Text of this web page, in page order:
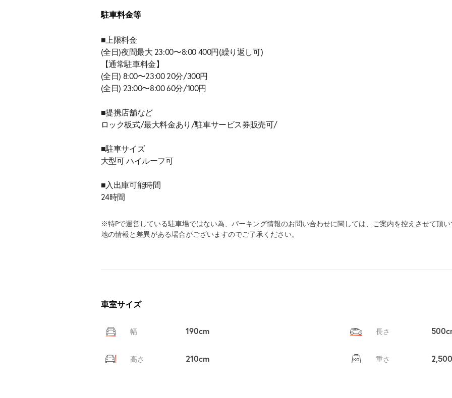
駐車料金等
■上限料金
(全日)夜間最大 23:00〜8:00 400円(繰り返し可)
【通常駐車料金】
(全日) 8:00〜23:00 20分/300円
(全日) 23:00〜8:00 60分/100円
■提携店舗など
ロック板式/最大料金あり/駐車サービス券販売可/
■駐車サイズ
大型可 ハイルーフ可
■入出庫可能時間
24時間
※特Pで運営している駐車場ではない為、パーキング情報のお問い合わせに関しては、ご案内を控えさせて頂
地の情報と差異がある場合がございますのでご了承ください。
車室サイズ
幅 190cm 長さ
高さ 210cm 重さ
貸出しませんか？